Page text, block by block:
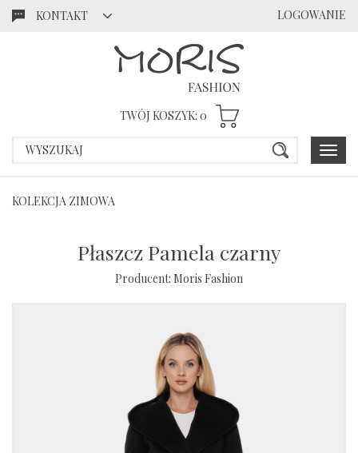
KONTAKT LOGOWANIE
TWÓJ KOSZYK: 0
Pokaż
menu
KOLEKCJA ZIMOWA
Płaszcz Pamela czarny
Producent: Moris Fashion